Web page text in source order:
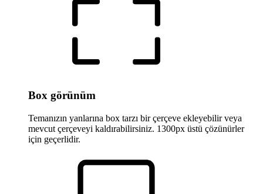
Box görünüm
Temanızın yanlarına box tarzı bir çerçeve ekleyebilir veya
mevcut çerçeveyi kaldırabilirsiniz. 1300px üstü çözünürler
için geçerlidir.